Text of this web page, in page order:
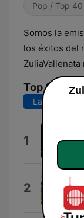
Pop / Top 40
Somos la
los éxitos del
Top Songs
Last 7 days
1
2